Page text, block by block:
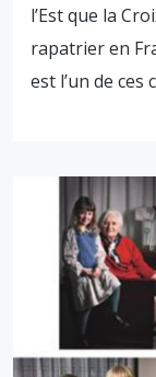
l’Est que la
rapatrier en
est l’un de ces